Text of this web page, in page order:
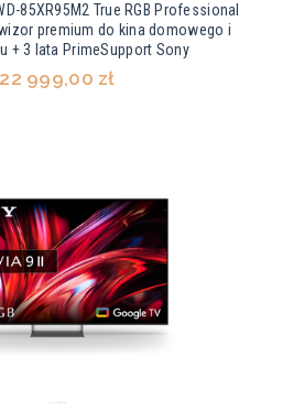
85XR95M2 True RGB Professional
premium do kina domowego i
+ 3 lata PrimeSupport Sony
22 999,00 zł